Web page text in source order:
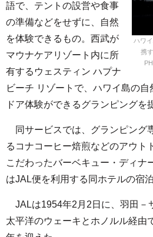
ハワ
携
語で、テントの設営や食事
の準備などをせずに、自然
を体験できるもの。西武が
マウナケアリゾート内に所
有するウェスティン ハプナ
ビーチ リゾートで、ハワイ島の自
ドア体験ができるグランピングを
同サービスでは、グランピング
るコナコーヒー焙煎などのアウト
こだわったバーベキュー・ディナ
はJAL便を利用する同ホテルの宿
JALは1954年2月2日に、羽田－
太平洋のウェーキとホノルル経由